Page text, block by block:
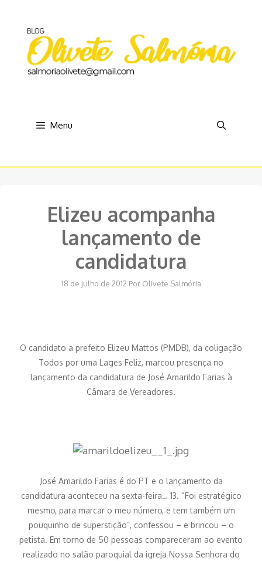
conteúdo
Menu
Elizeu acompanha
lançamento de
candidatura
18 de julho de 2012 Por Olivete Salmória
O candidato a prefeito Elizeu Mattos (PMDB), da coligação
Todos por uma Lages Feliz, marcou presença no
lançamento da candidatura de José Amarildo Farias à
Câmara de Vereadores.
José Amarildo Farias é do PT e o lançamento da
candidatura aconteceu na sexta-feira… 13. “Foi estratégico
mesmo, para marcar o meu número, e tem também um
pouquinho de superstição”, confessou – e brincou – o
petista. Em torno de 50 pessoas compareceram ao evento
realizado no salão paroquial da igreja Nossa Senhora do